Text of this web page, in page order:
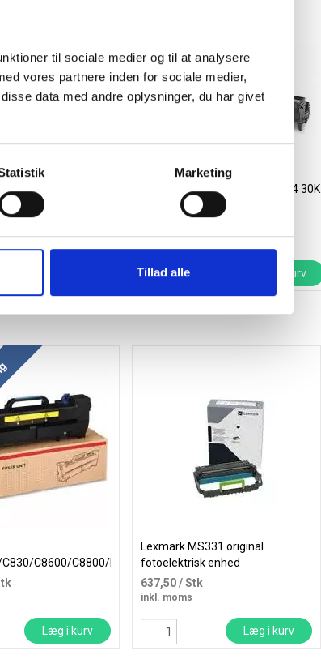
til sociale medier og til at analysere
vores partnere inden for sociale medier,
data med andre oplysninger, du har givet
Marketing
Tillad alle
original HL
tromle 25K
Gratis levering
Oki original tromle drum C824 30K
inkl. moms
Læg i kurv
C8600/C8800/MC860
Læg i kurv
Lexmark MS331 original
fotoelektrisk enhed
637,50/ Stk
inkl. moms
Læg i kurv